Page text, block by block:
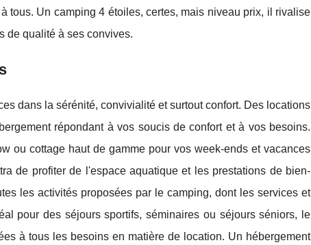
tous. Un camping 4 étoiles, certes, mais niveau prix, il rivalise
de qualité à ses convives.
dans la sérénité, convivialité et surtout confort. Des locations
répondant à vos soucis de confort et à vos besoins.
ou cottage haut de gamme pour vos week-ends et vacances
de profiter de l'espace aquatique et les prestations de bien-
les activités proposées par le camping, dont les services et
pour des séjours sportifs, séminaires ou séjours séniors, le
à tous les besoins en matière de location. Un hébergement